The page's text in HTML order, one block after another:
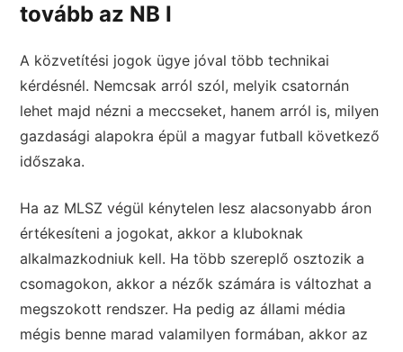
tovább az NB I
A közvetítési jogok ügye jóval több technikai
kérdésnél. Nemcsak arról szól, melyik csatornán
lehet majd nézni a meccseket, hanem arról is, milyen
gazdasági alapokra épül a magyar futball következő
időszaka.
Ha az MLSZ végül kénytelen lesz alacsonyabb áron
értékesíteni a jogokat, akkor a kluboknak
alkalmazkodniuk kell. Ha több szereplő osztozik a
csomagokon, akkor a nézők számára is változhat a
megszokott rendszer. Ha pedig az állami média
mégis benne marad valamilyen formában, akkor az